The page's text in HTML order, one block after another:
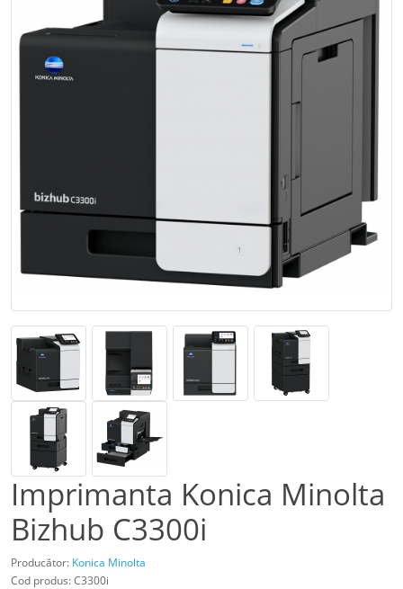
Imprimanta Konica Minolta
Bizhub C3300i
Producător: Konica Minolta
Cod produs: C3300i